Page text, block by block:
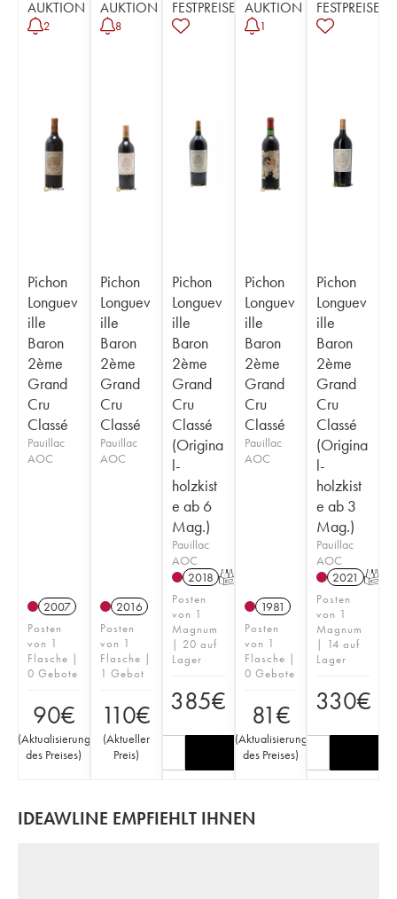
AUKTION
2
Pichon
Longuev
ille
Baron
2ème
Grand
Cru
Classé
Pauillac
AOC
2007
Posten
von 1
Flasche |
0 Gebote
90€
(Aktualisierung
des Preises)
AUKTION
8
Pichon
Longuev
ille
Baron
2ème
Grand
Cru
Classé
Pauillac
AOC
2016
Posten
von 1
Flasche |
1 Gebot
110€
(Aktueller
Preis)
FESTPREISE
Pichon
Longuev
ille
Baron
2ème
Grand
Cru
Classé
(Origina
l-
holzkist
e ab 6
Mag.)
Pauillac
AOC
2018 T
Posten
von 1
Magnum
| 20 auf
Lager
385€
AUKTION
1
Pichon
Longuev
ille
Baron
2ème
Grand
Cru
Classé
Pauillac
AOC
1981
Posten
von 1
Flasche |
0 Gebote
81€
(Aktualisierung
des Preises)
FESTPREISE
Pichon
Longuev
ille
Baron
2ème
Grand
Cru
Classé
(Origina
l-
holzkist
e ab 3
Mag.)
Pauillac
AOC
2021 T
Posten
von 1
Magnum
| 14 auf
Lager
330€
IDEAWLINE EMPFIEHLT IHNEN